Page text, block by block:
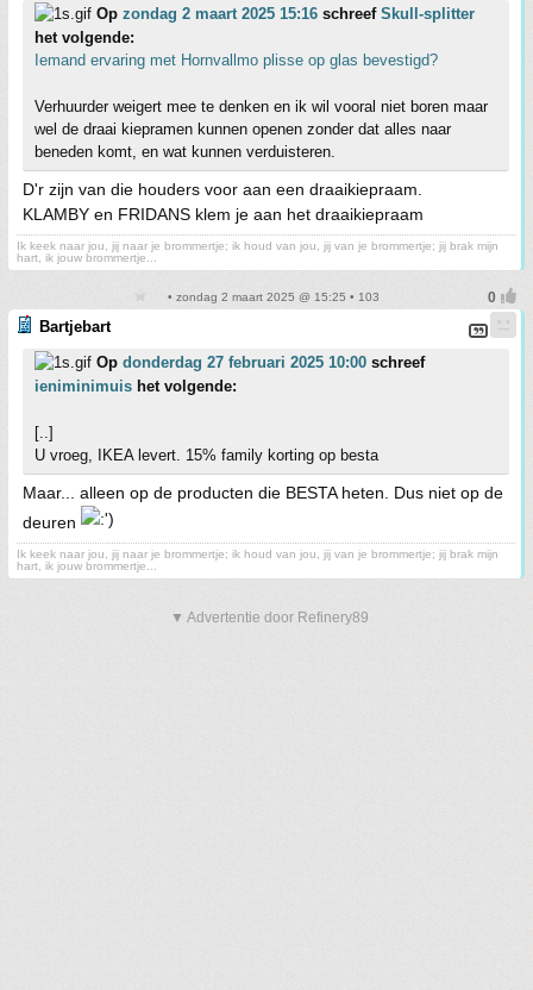
Op zondag 2 maart 2025 15:16 schreef Skull-splitter
het volgende:
Iemand ervaring met Hornvallmo plisse op glas bevestigd?
Verhuurder weigert mee te denken en ik wil vooral niet boren maar
wel de draai kiepramen kunnen openen zonder dat alles naar
beneden komt, en wat kunnen verduisteren.
D'r zijn van die houders voor aan een draaikiepraam.
KLAMBY en FRIDANS klem je aan het draaikiepraam
Ik keek naar jou, jij naar je brommertje; ik houd van jou, jij van je brommertje; jij brak mijn
hart, ik jouw brommertje...
• zondag 2 maart 2025 @ 15:25 • 103
Bartjebart
Op donderdag 27 februari 2025 10:00 schreef
ieniminimuis het volgende:
[..]
U vroeg, IKEA levert. 15% family korting op besta
Maar... alleen op de producten die BESTA heten. Dus niet op de
deuren
Ik keek naar jou, jij naar je brommertje; ik houd van jou, jij van je brommertje; jij brak mijn
hart, ik jouw brommertje...
▼ Advertentie door Refinery89